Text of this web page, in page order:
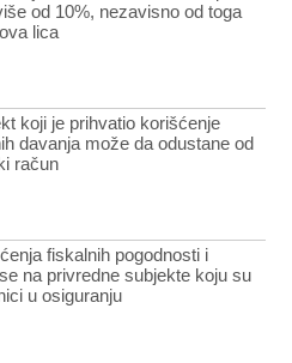
od 10%, nezavisno od toga
lica
koji je prihvatio korišćenje
davanja može da odustane od
račun
fiskalnih pogodnosti i
na privredne subjekte koju su
u osiguranju